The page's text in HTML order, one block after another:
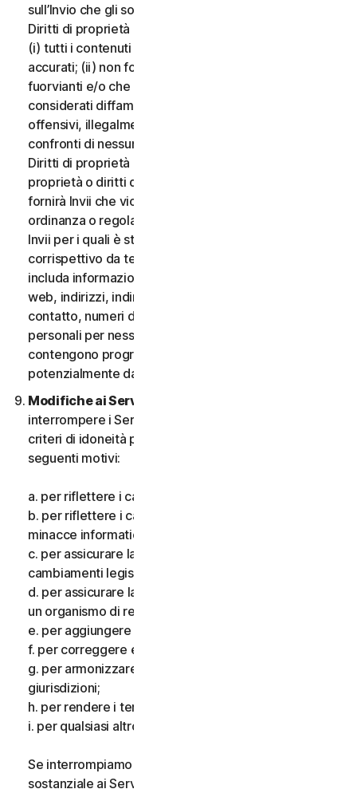
sull’Invio che gli sono necessari per fornirlo, inclusi i
Diritti di proprietà intellettuale. L’Utente accetta che:
(i) tutti i contenuti dei propri Invii devono essere
accurati; (ii) non fornirà Invii ritenuti falsi, inesatti o
fuorvianti e/o che possano essere ragionevolmente
considerati diffamatori, calunniosi, deprecabili,
offensivi, illegalmente intimidatori o molesti nei
confronti di nessuno; (iii) non fornirà Invii che violano i
Diritti di proprietà intellettuale di terzi o altri diritti di
proprietà o diritti di pubblicità o privacy; (iv) non
fornirà Invii che violano qualsiasi legge, statuto,
ordinanza o regolamento applicabile; (v) non fornirà
Invii per i quali è stato compensato o concesso alcun
corrispettivo da terzi; (vi) non fornirà alcun Invio che
includa informazioni che fanno riferimento ad altri siti
web, indirizzi, indirizzi e-mail, informazioni di
contatto, numeri di telefono o altre informazioni
personali per nessuno; e (vii) non fornirà Invii che
contengono programmi o file di computer
potenzialmente dannosi.
Modifiche ai Servizi.
interrompere i Servizi oppure introdurre o variare i
criteri di idoneità per i Servizi, per uno o più dei
seguenti motivi:
a. per riflettere i cambiamenti delle tecnologie;
b. per riflettere i cambiamenti nella natura delle
minacce informatiche;
c. per assicurare la conformità alla legge e riflettere i
cambiamenti legislativi;
d. per assicurare la conformità ai requisiti imposti da
un organismo di regolamentazione;
e. per aggiungere funzionalità aggiuntive;
f. per correggere eventuali errori;
g. per armonizzare i servizi o i termini in più
giurisdizioni;
h. per rendere i termini più chiari; e
i. per qualsiasi altro valido motivo.
Se interrompiamo i Servizi, apportiamo una modifica
sostanziale ai Servizi che potrebbe essere